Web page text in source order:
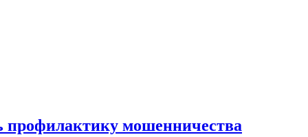
профилактику мошенничества